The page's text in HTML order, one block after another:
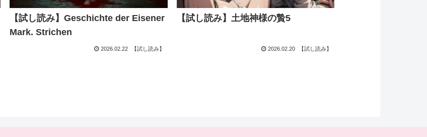
【試し読み】Geschichte der Eisener
Mark. Strichen
2026.02.22 【試し読み】
【試し読み】土地神様の贄5
2026.02.20 【試し読み】